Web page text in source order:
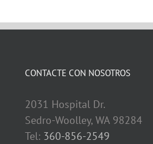
CONTACTE CON NOSOTROS
2031 Hospital Dr.
Sedro-Woolley, WA 98284
Tel: 360-856-2549